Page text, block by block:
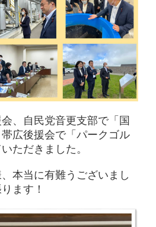
、自民党音更支部で「国
広後援会で「パークゴル
ただきました。
本当に有難うございまし
ます！